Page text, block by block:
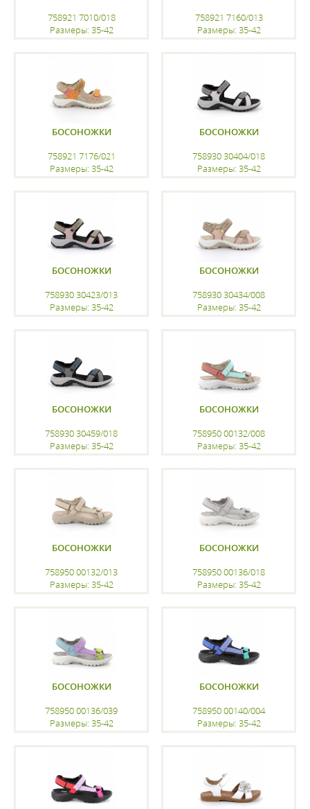
758921 7010/018
Размеры: 35-42
758921 7160/013
Размеры: 35-42
БОСОНОЖКИ
758921 7176/021
Размеры: 35-42
БОСОНОЖКИ
758930 30404/018
Размеры: 35-42
БОСОНОЖКИ
758930 30423/013
Размеры: 35-42
БОСОНОЖКИ
758930 30434/008
Размеры: 35-42
БОСОНОЖКИ
758930 30459/018
Размеры: 35-42
БОСОНОЖКИ
758950 00132/008
Размеры: 35-42
БОСОНОЖКИ
758950 00132/013
Размеры: 35-42
БОСОНОЖКИ
758950 00136/018
Размеры: 35-42
БОСОНОЖКИ
758950 00136/039
Размеры: 35-42
БОСОНОЖКИ
758950 00140/004
Размеры: 35-42